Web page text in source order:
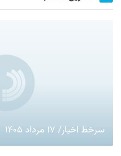
سرخط اخبار/ ۱۷ مرداد ۱۴۰۵